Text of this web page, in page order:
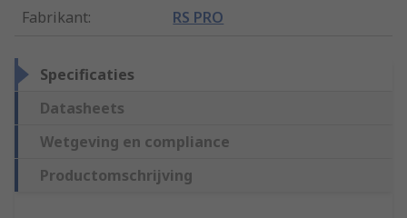
Fabrikant: RS PRO
Specificaties
Datasheets
Wetgeving en compliance
Productomschrijving